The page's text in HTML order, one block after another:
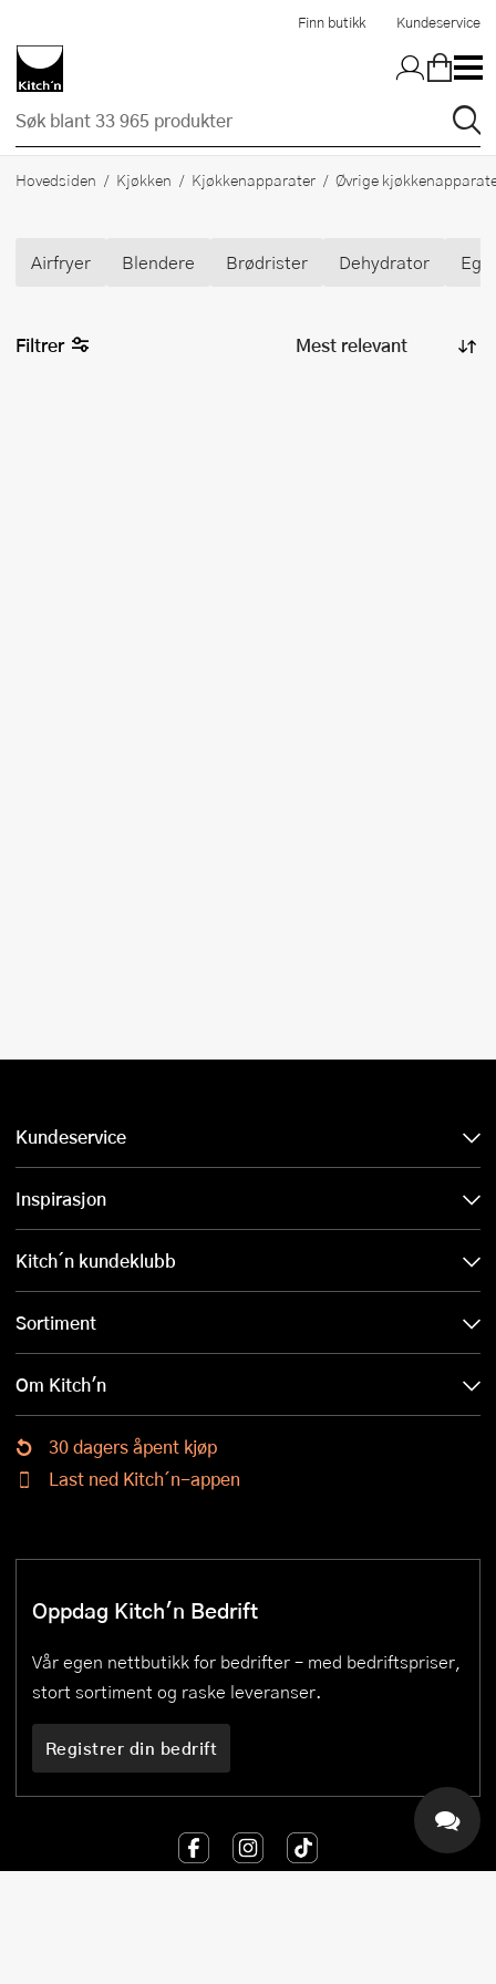
Finn butikk Kundeservice
Hovedsiden Kjøkken Kjøkkenapparater Øvrige
Airfryer Blendere Brødrister Dehydrator
Filtrer
Kundeservice
Inspirasjon
Kitch´n kundeklubb
Sortiment
Om Kitch'n
30 dagers åpent kjøp
Last ned Kitch´n-appen
Oppdag Kitch'n Bedrift
Vår egen nettbutikk for bedrifter – med bedriftspriser,
stort sortiment og raske leveranser.
Registrer din bedrift